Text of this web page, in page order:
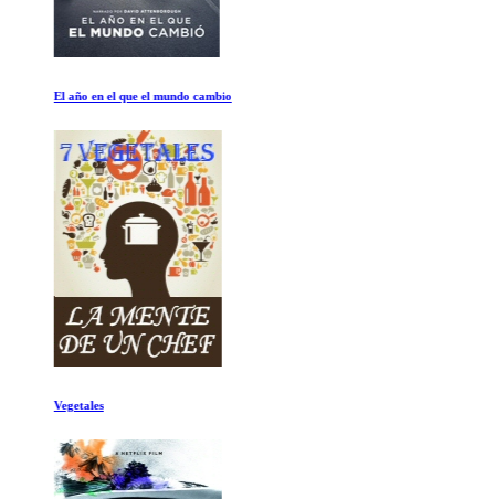
El año en el que el mundo cambio
Vegetales